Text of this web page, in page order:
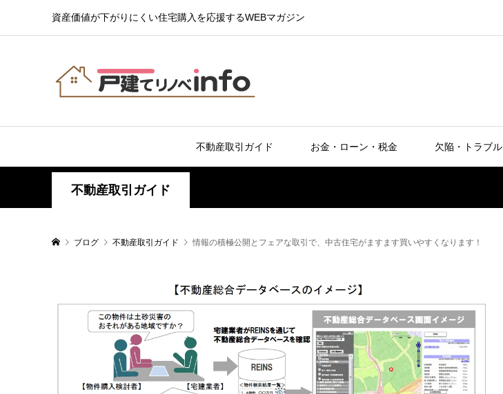
資産価値が下がりにくい住宅購入を応援するWEBマガジン
不動産取引ガイド お金・ローン・税金 欠陥・トラブル
不動産取引ガイド
ブログ 不動産取引ガイド 情報の積極公開とフェアな取引で、中古住宅がますます買いやすくなります！